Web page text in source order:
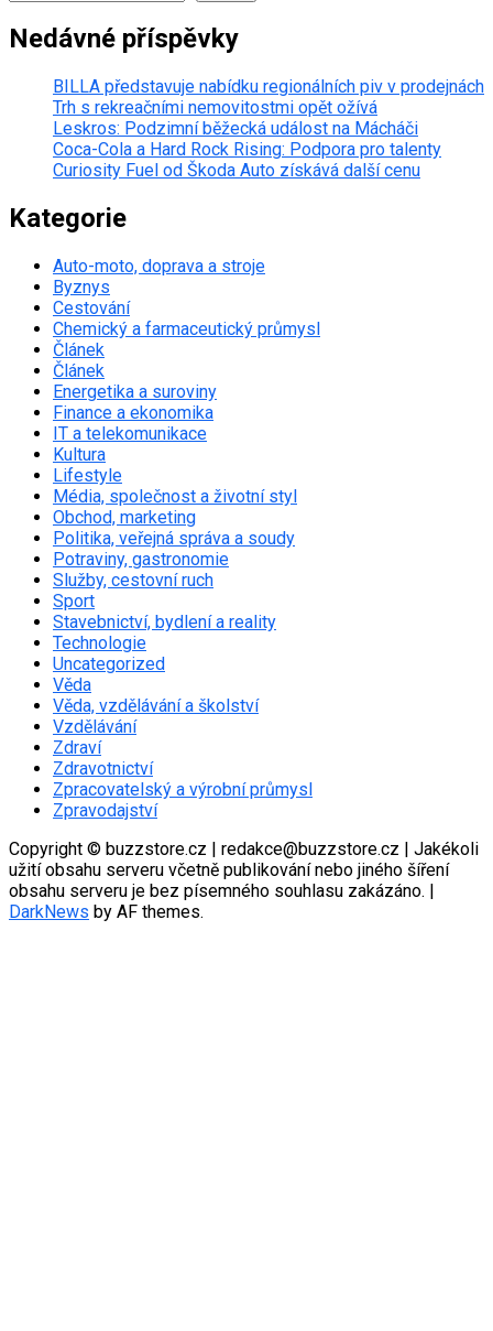
Nedávné příspěvky
BILLA představuje nabídku regionálních piv v prodejnách
Trh s rekreačními nemovitostmi opět ožívá
Leskros: Podzimní běžecká událost na Mácháči
Coca-Cola a Hard Rock Rising: Podpora pro talenty
Curiosity Fuel od Škoda Auto získává další cenu
Kategorie
Auto-moto, doprava a stroje
Byznys
Cestování
Chemický a farmaceutický průmysl
Článek
Článek
Energetika a suroviny
Finance a ekonomika
IT a telekomunikace
Kultura
Lifestyle
Média, společnost a životní styl
Obchod, marketing
Politika, veřejná správa a soudy
Potraviny, gastronomie
Služby, cestovní ruch
Sport
Stavebnictví, bydlení a reality
Technologie
Uncategorized
Věda
Věda, vzdělávání a školství
Vzdělávání
Zdraví
Zdravotnictví
Zpracovatelský a výrobní průmysl
Zpravodajství
Copyright © buzzstore.cz | redakce@buzzstore.cz | Jakékoli
užití obsahu serveru včetně publikování nebo jiného šíření
obsahu serveru je bez písemného souhlasu zakázáno.
DarkNews by AF themes.